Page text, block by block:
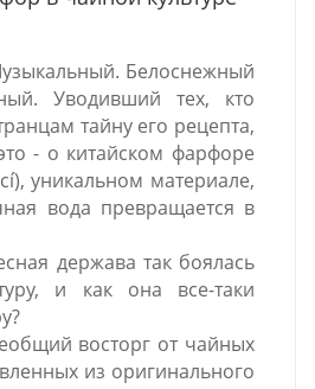
Белоснежный
Уводивший тех, кто
тайну его рецепта,
- о китайском фарфоре
уникальном материале,
вода превращается в
держава так боялась
и как она все-таки
восторг от чайных
из оригинального